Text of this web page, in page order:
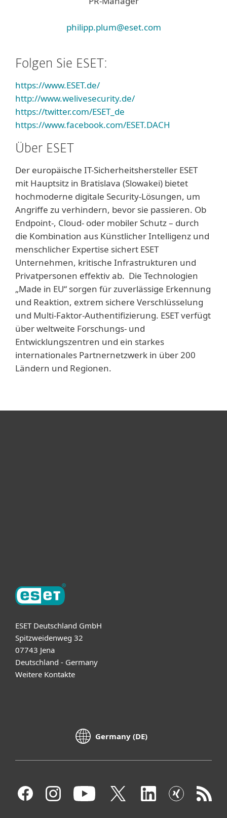
philipp.plum@eset.com
Folgen Sie ESET:
https://www.ESET.de/
http://www.welivesecurity.de/
https://twitter.com/ESET_de
https://www.facebook.com/ESET.DACH
Über ESET
Der europäische IT-Sicherheitshersteller ESET
mit Hauptsitz in Bratislava (Slowakei) bietet
hochmoderne digitale Security-Lösungen, um
Angriffe zu verhindern, bevor sie passieren. Ob
Endpoint-, Cloud- oder mobiler Schutz – durch
die Kombination aus Künstlicher Intelligenz und
menschlicher Expertise sichert ESET
Unternehmen, kritische Infrastrukturen und
Privatpersonen effektiv ab. Die Technologien
„Made in EU“ sorgen für zuverlässige Erkennung
und Reaktion, extrem sichere Verschlüsselung
und Multi-Faktor-Authentifizierung. ESET verfügt
über weltweite Forschungs- und
Entwicklungszentren und ein starkes
internationales Partnernetzwerk in über 200
Ländern und Regionen.
ESET Deutschland GmbH
Spitzweidenweg 32
07743 Jena
Deutschland - Germany
Weitere Kontakte
Germany (DE)